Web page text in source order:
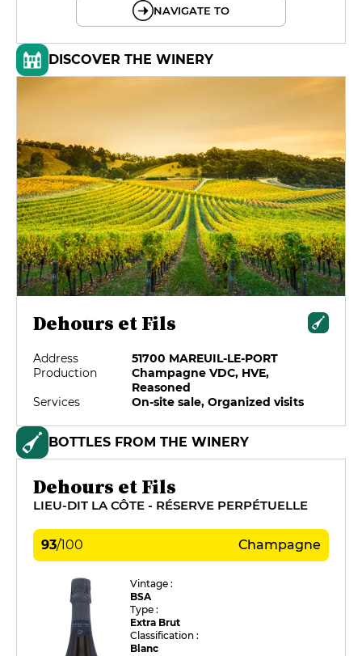
NAVIGATE TO
DISCOVER THE WINERY
Dehours et Fils
Address
51700 MAREUIL-LE-PORT
Production
Champagne VDC, HVE,
Reasoned
Services
On-site sale, Organized visits
BOTTLES FROM THE WINERY
Dehours et Fils
LIEU-DIT LA CÔTE - RÉSERVE PERPÉTUELLE
93/100 Champagne
Vintage :
BSA
Type :
Extra Brut
Classification :
Blanc